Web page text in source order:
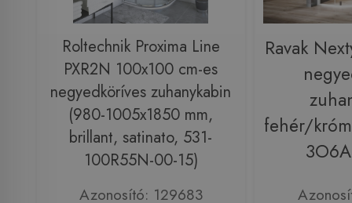
Roltechnik Proxima Line
PXR2N 100x100 cm-es
negyedköríves zuhanykabin
(980-1005x1850 mm,
brillant, satinato, 531-
100R55N-00-15)
Azonosító: 129683
Ravak
fehér/